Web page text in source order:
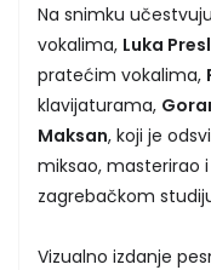
Na snimku učestvuju
vokalima, Luka Presl
pratećim vokalima,
klavijaturama,
Maksan, koji je
miksao, masterirao
zagrebačkom
Vizualno izdanje